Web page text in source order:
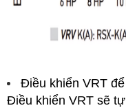
Điều khiển VRT
Điều khiển VRT sẽ